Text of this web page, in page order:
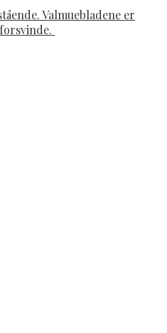
Valmuebladene er